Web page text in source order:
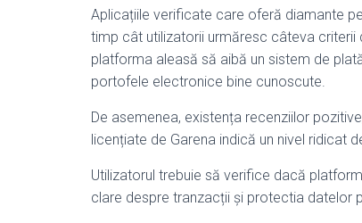
Aplicațiile verificate care oferă diamante
timp cât utilizatorii urmăresc câteva criterii
platforma aleasă să aibă un sistem de
portofele electronice bine cunoscute.
De asemenea, existența recenziilor
licențiate de Garena indică un nivel ridicat
Utilizatorul trebuie să verifice dacă
clare despre tranzacții și protectia datelor